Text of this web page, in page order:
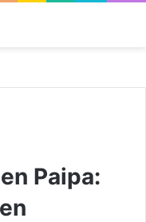
Paipa: